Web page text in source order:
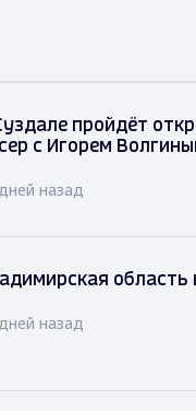
пройдёт
с Игорем
назад
область
назад